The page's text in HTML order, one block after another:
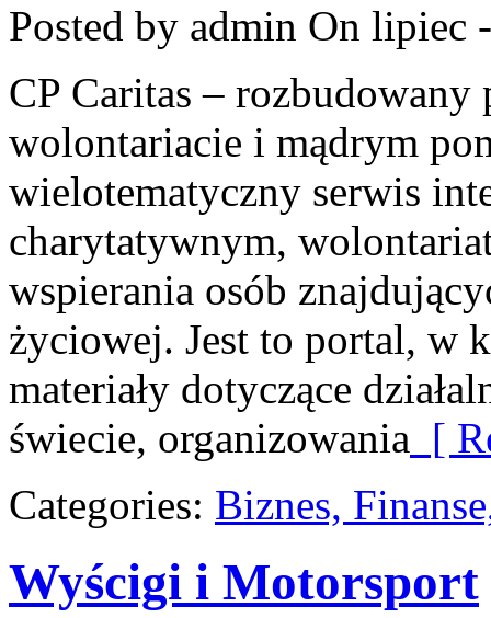
Posted by admin On lipiec
CP Caritas –
wolontariacie i mądrym
wielotematyczny serwis
charytatywnym,
wspierania osób
życiowej. Jest to portal, w
materiały dotyczące
świecie, organizowania [
Categories: Biznes,
Wyścigi i Motorsport